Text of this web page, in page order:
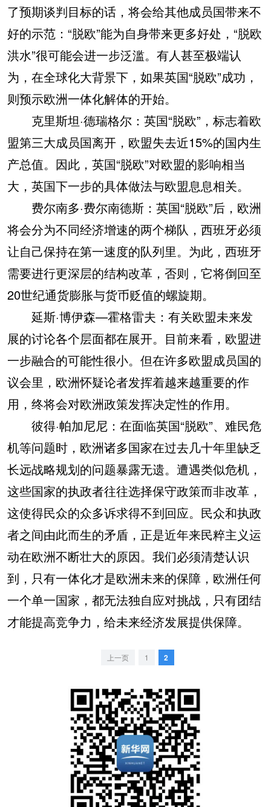
了预期谈判目标的话，将会给其他成员国带来不
好的示范：“脱欧”能为自身带来更多好处，“脱欧
洪水”很可能会进一步泛滥。有人甚至极端认
为，在全球化大背景下，如果英国“脱欧”成功，
则预示欧洲一体化解体的开始。
克里斯坦·德瑞格尔：英国“脱欧”，标志着欧
盟第三大成员国离开，欧盟失去近15%的国内生
产总值。因此，英国“脱欧”对欧盟的影响相当
大，英国下一步的具体做法与欧盟息息相关。
费尔南多·费尔南德斯：英国“脱欧”后，欧洲
将会分为不同经济增速的两个梯队，西班牙必须
让自己保持在第一速度的队列里。为此，西班牙
需要进行更深层的结构改革，否则，它将倒回至
20世纪通货膨胀与货币贬值的螺旋期。
延斯·博伊森—霍格雷夫：有关欧盟未来发
展的讨论各个层面都在展开。目前来看，欧盟进
一步融合的可能性很小。但在许多欧盟成员国的
议会里，欧洲怀疑论者发挥着越来越重要的作
用，终将会对欧洲政策发挥决定性的作用。
彼得·帕加尼尼：在面临英国“脱欧”、难民危
机等问题时，欧洲诸多国家在过去几十年里缺乏
长远战略规划的问题暴露无遗。遭遇类似危机，
这些国家的执政者往往选择保守政策而非改革，
这使得民众的众多诉求得不到回应。民众和执政
者之间由此而生的矛盾，正是近年来民粹主义运
动在欧洲不断壮大的原因。我们必须清楚认识
到，只有一体化才是欧洲未来的保障，欧洲任何
一个单一国家，都无法独自应对挑战，只有团结
才能提高竞争力，给未来经济发展提供保障。
上一页 1 2